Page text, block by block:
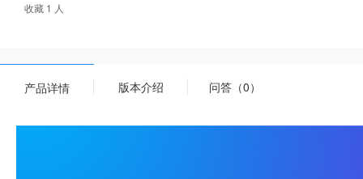
收藏 1 人
产品详情 版本介绍 问答（0）